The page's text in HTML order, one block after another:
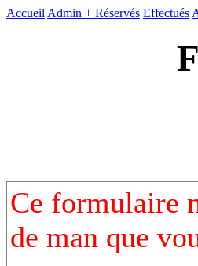
Accueil Admin + Réservés Effectués
Ce formulaire
de man que